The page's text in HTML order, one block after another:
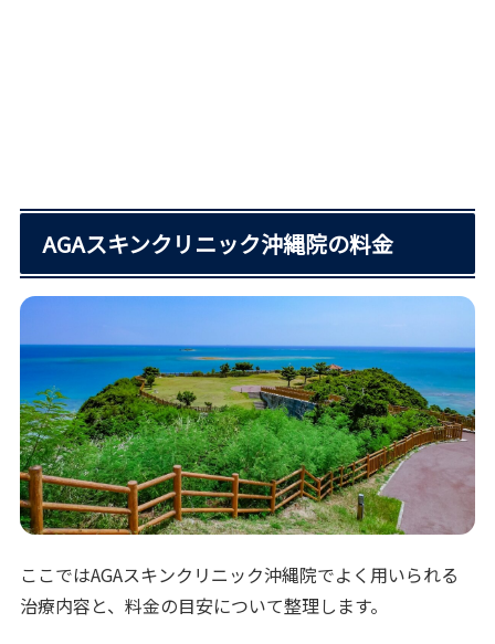
AGAスキンクリニック沖縄院の料金
ここではAGAスキンクリニック沖縄院でよく用いられる
治療内容と、料金の目安について整理します。